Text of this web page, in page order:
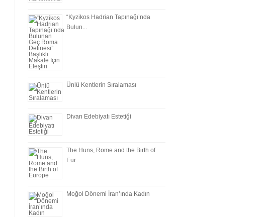
“Kyzikos Hadrian Tapınağı’nda
Bulun...
Ünlü Kentlerin Sıralaması
Divan Edebiyatı Estetiği
The Huns, Rome and the Birth of
Eur...
Moğol Dönemi İran’ında Kadın